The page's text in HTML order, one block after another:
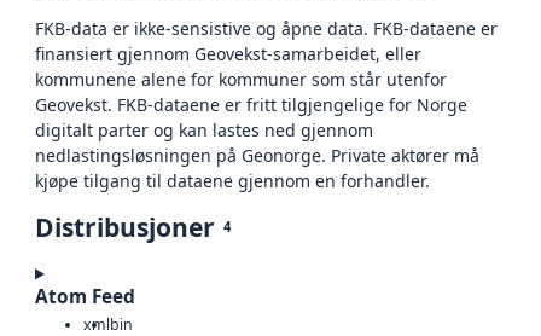
FKB-data er ikke-sensistive og åpne data. FKB-dataene er
finansiert gjennom Geovekst-samarbeidet, eller
kommunene alene for kommuner som står utenfor
Geovekst. FKB-dataene er fritt tilgjengelige for Norge
digitalt parter og kan lastes ned gjennom
nedlastingsløsningen på Geonorge. Private aktører må
kjøpe tilgang til dataene gjennom en forhandler.
Distribusjoner 4
Atom Feed
xmlbin